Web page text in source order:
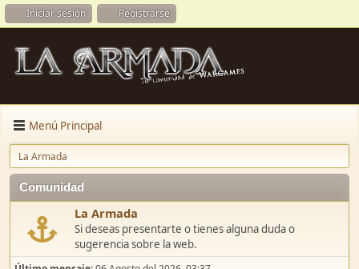
Iniciar sesión Registrarse
Menú Principal
La Armada
Comunidad
La Armada
Si deseas presentarte o tienes alguna duda o
sugerencia sobre la web.